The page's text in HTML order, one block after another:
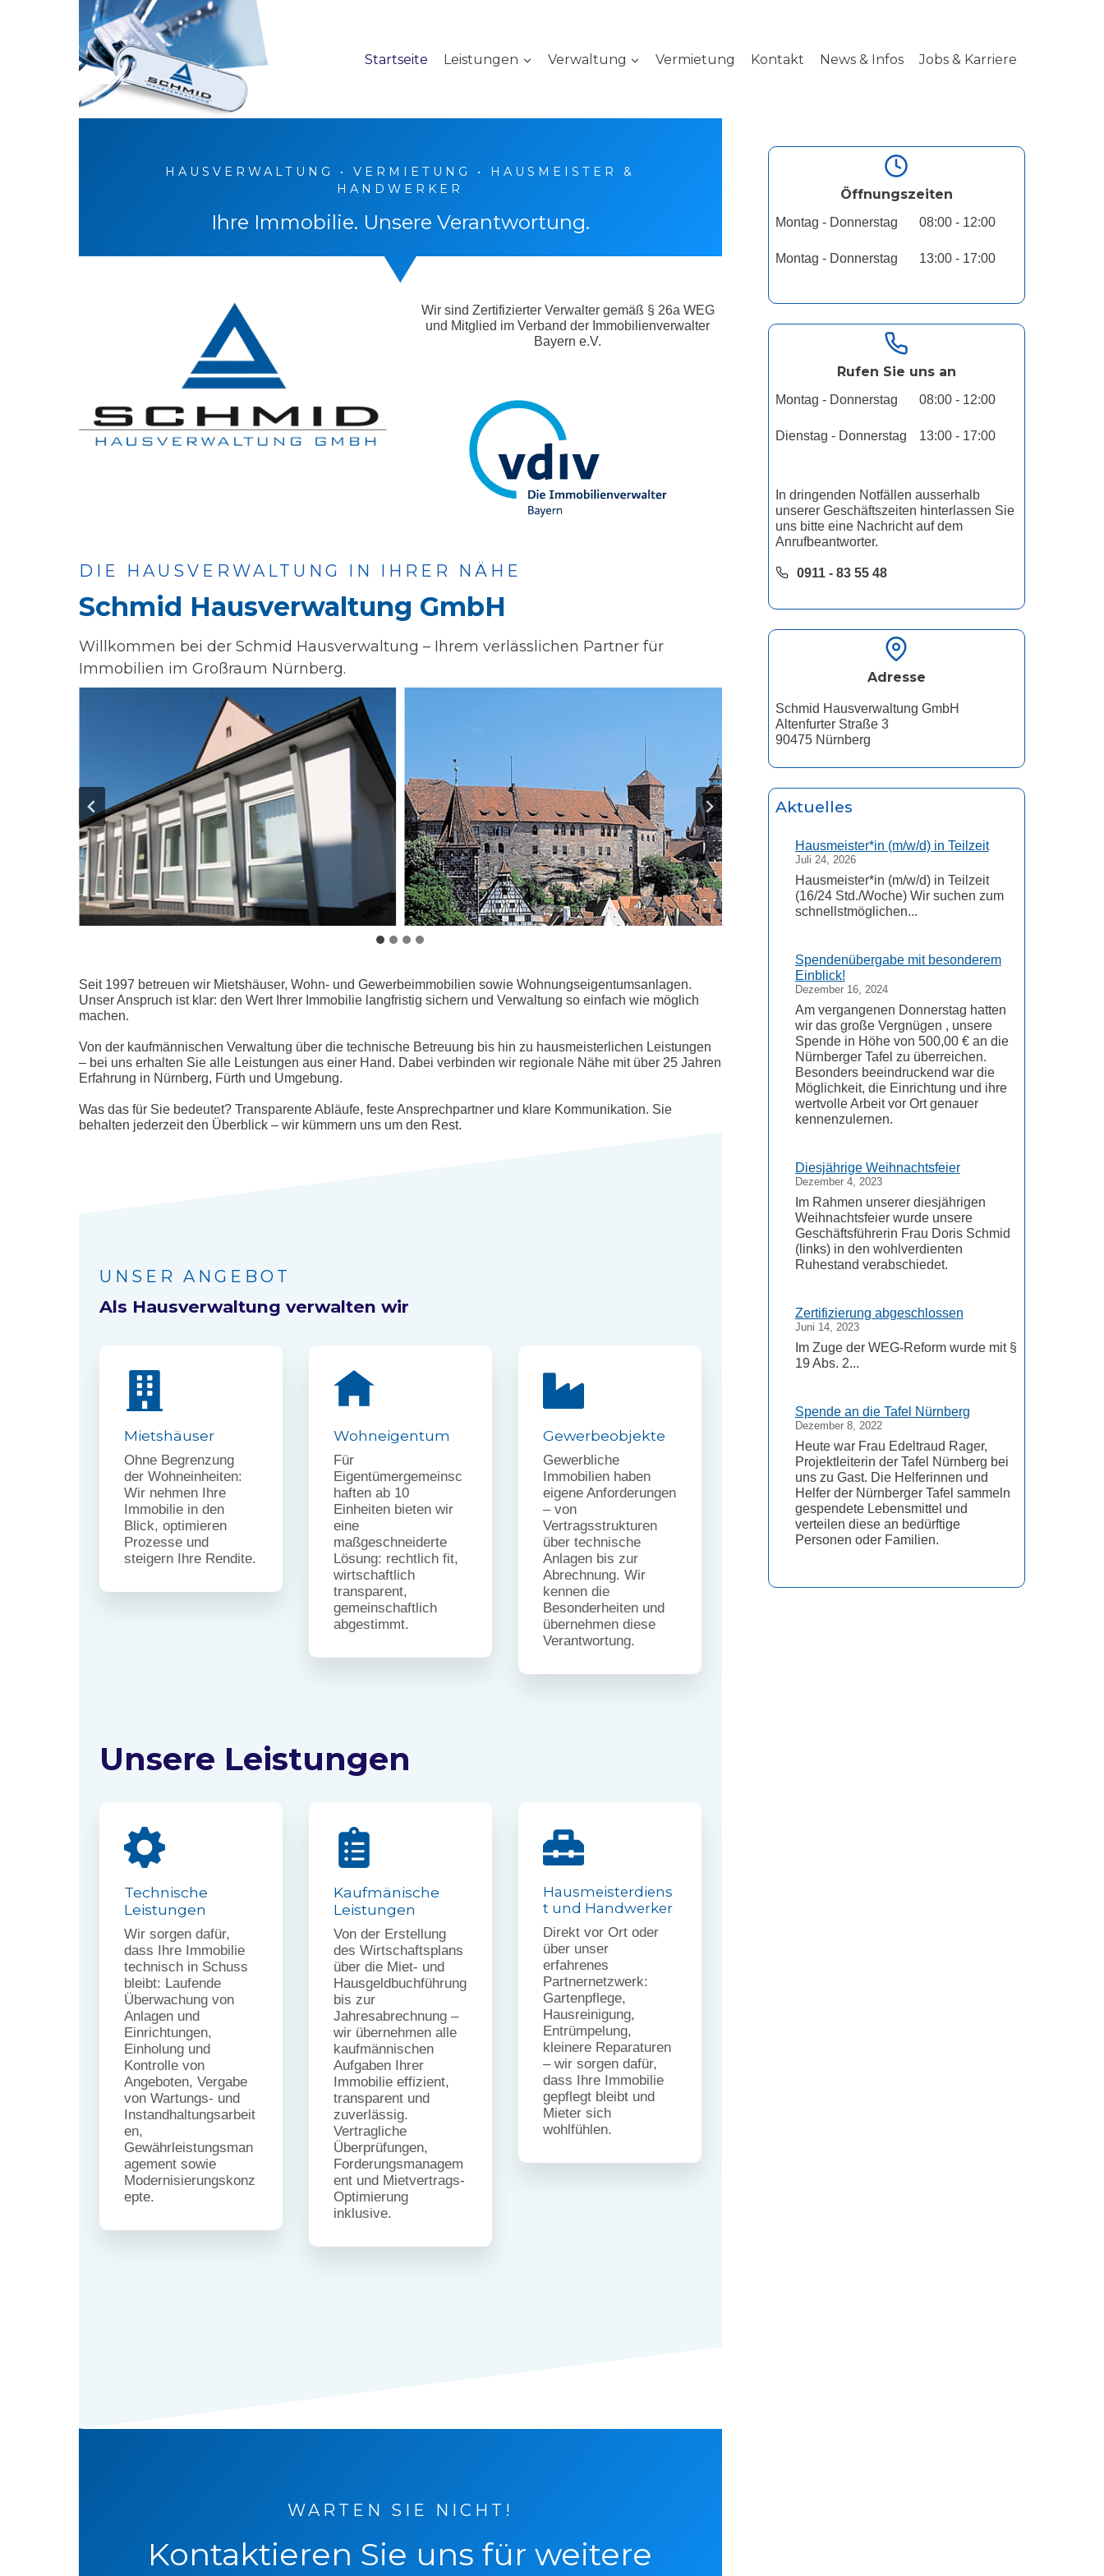
Startseite Leistungen Verwaltung Vermietung Kontakt News & Infos Jobs & Karriere
HAUSVERWALTUNG • VERMIETUNG • HAUSMEISTER &
HANDWERKER
Ihre Immobilie. Unsere Verantwortung.
Wir sind Zertifizierter Verwalter gemäß § 26a WEG
und Mitglied im Verband der Immobilienverwalter
Bayern e.V.
DIE HAUSVERWALTUNG IN IHRER NÄHE
Schmid Hausverwaltung GmbH
Willkommen bei der Schmid Hausverwaltung – Ihrem verlässlichen Partner für
Immobilien im Großraum Nürnberg.
Seit 1997 betreuen wir Mietshäuser, Wohn‑ und Gewerbeimmobilien sowie Wohnungseigentumsanlagen.
Unser Anspruch ist klar: den Wert Ihrer Immobilie langfristig sichern und Verwaltung so einfach wie möglich
machen.
Von der kaufmännischen Verwaltung über die technische Betreuung bis hin zu hausmeisterlichen Leistungen
– bei uns erhalten Sie alle Leistungen aus einer Hand. Dabei verbinden wir regionale Nähe mit über 25 Jahren
Erfahrung in Nürnberg, Fürth und Umgebung.
Was das für Sie bedeutet? Transparente Abläufe, feste Ansprechpartner und klare Kommunikation. Sie
behalten jederzeit den Überblick – wir kümmern uns um den Rest.
UNSER ANGEBOT
Als Hausverwaltung verwalten wir
Mietshäuser
Ohne Begrenzung
der Wohneinheiten:
Wir nehmen Ihre
Immobilie in den
Blick, optimieren
Prozesse und
steigern Ihre Rendite.
Wohneigentum
Für
Eigentümergemeinsc
haften ab 10
Einheiten bieten wir
eine
maßgeschneiderte
Lösung: rechtlich fit,
wirtschaftlich
transparent,
gemeinschaftlich
abgestimmt.
Gewerbeobjekte
Gewerbliche
Immobilien haben
eigene Anforderungen
– von
Vertragsstrukturen
über technische
Anlagen bis zur
Abrechnung. Wir
kennen die
Besonderheiten und
übernehmen diese
Verantwortung.
Unsere Leistungen
Technische
Leistungen
Wir sorgen dafür,
dass Ihre Immobilie
technisch in Schuss
bleibt: Laufende
Überwachung von
Anlagen und
Einrichtungen,
Einholung und
Kontrolle von
Angeboten, Vergabe
von Wartungs- und
Instandhaltungsarbeit
en,
Gewährleistungsman
agement sowie
Modernisierungskonz
epte.
Kaufmänische
Leistungen
Von der Erstellung
des Wirtschaftsplans
über die Miet- und
Hausgeldbuchführung
bis zur
Jahresabrechnung –
wir übernehmen alle
kaufmännischen
Aufgaben Ihrer
Immobilie effizient,
transparent und
zuverlässig.
Vertragliche
Überprüfungen,
Forderungsmanagem
ent und Mietvertrags-
Optimierung
inklusive.
Hausmeisterdiens
t und Handwerker
Direkt vor Ort oder
über unser
erfahrenes
Partnernetzwerk:
Gartenpflege,
Hausreinigung,
Entrümpelung,
kleinere Reparaturen
– wir sorgen dafür,
dass Ihre Immobilie
gepflegt bleibt und
Mieter sich
wohlfühlen.
WARTEN SIE NICHT!
Kontaktieren Sie uns für weitere
Öffnungszeiten
Montag - Donnerstag 08:00 - 12:00
Montag - Donnerstag 13:00 - 17:00
Rufen Sie uns an
Montag - Donnerstag 08:00 - 12:00
Dienstag - Donnerstag 13:00 - 17:00
In dringenden Notfällen ausserhalb
unserer Geschäftszeiten hinterlassen Sie
uns bitte eine Nachricht auf dem
Anrufbeantworter.
0911 - 83 55 48
Adresse
Schmid Hausverwaltung GmbH
Altenfurter Straße 3
90475 Nürnberg
Aktuelles
Hausmeister*in (m/w/d) in Teilzeit
Juli 24, 2026
Hausmeister*in (m/w/d) in Teilzeit
(16/24 Std./Woche) Wir suchen zum
schnellstmöglichen...
Spendenübergabe mit besonderem
Einblick!
Dezember 16, 2024
Am vergangenen Donnerstag hatten
wir das große Vergnügen , unsere
Spende in Höhe von 500,00 € an die
Nürnberger Tafel zu überreichen.
Besonders beeindruckend war die
Möglichkeit, die Einrichtung und ihre
wertvolle Arbeit vor Ort genauer
kennenzulernen.
Diesjährige Weihnachtsfeier
Dezember 4, 2023
Im Rahmen unserer diesjährigen
Weihnachtsfeier wurde unsere
Geschäftsführerin Frau Doris Schmid
(links) in den wohlverdienten
Ruhestand verabschiedet.
Zertifizierung abgeschlossen
Juni 14, 2023
Im Zuge der WEG-Reform wurde mit §
19 Abs. 2...
Spende an die Tafel Nürnberg
Dezember 8, 2022
Heute war Frau Edeltraud Rager,
Projektleiterin der Tafel Nürnberg bei
uns zu Gast. Die Helferinnen und
Helfer der Nürnberger Tafel sammeln
gespendete Lebensmittel und
verteilen diese an bedürftige
Personen oder Familien.